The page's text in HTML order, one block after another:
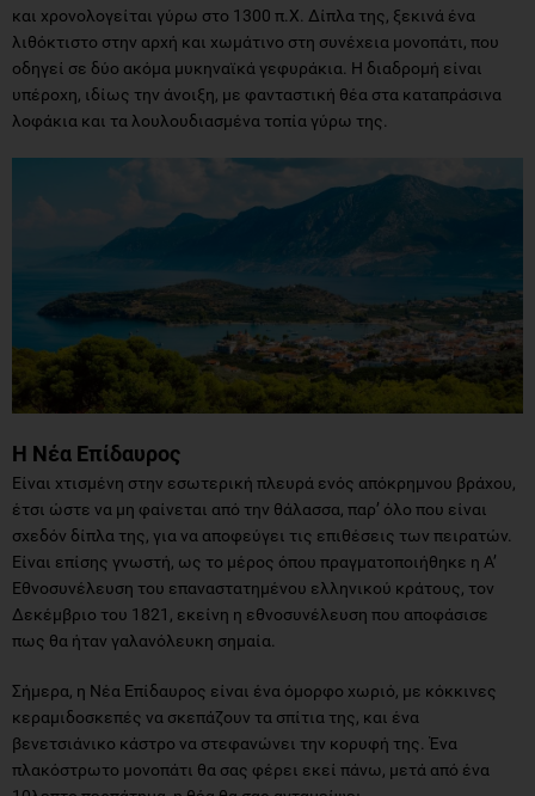
και χρονολογείται γύρω στο 1300 π.Χ. Δίπλα της, ξεκινά ένα
λιθόκτιστο στην αρχή και χωμάτινο στη συνέχεια μονοπάτι, που
οδηγεί σε δύο ακόμα μυκηναϊκά γεφυράκια. Η διαδρομή είναι
υπέροχη, ιδίως την άνοιξη, με φανταστική θέα στα καταπράσινα
λοφάκια και τα λουλουδιασμένα τοπία γύρω της.
Η Νέα Επίδαυρος
Είναι χτισμένη στην εσωτερική πλευρά ενός απόκρημνου βράχου,
έτσι ώστε να μη φαίνεται από την θάλασσα, παρ’ όλο που είναι
σχεδόν δίπλα της, για να αποφεύγει τις επιθέσεις των πειρατών.
Είναι επίσης γνωστή, ως το μέρος όπου πραγματοποιήθηκε η Α’
Εθνοσυνέλευση του επαναστατημένου ελληνικού κράτους, τον
Δεκέμβριο του 1821, εκείνη η εθνοσυνέλευση που αποφάσισε
πως θα ήταν γαλανόλευκη σημαία.
Σήμερα, η Νέα Επίδαυρος είναι ένα όμορφο χωριό, με κόκκινες
κεραμιδοσκεπές να σκεπάζουν τα σπίτια της, και ένα
βενετσιάνικο κάστρο να στεφανώνει την κορυφή της. Ένα
πλακόστρωτο μονοπάτι θα σας φέρει εκεί πάνω, μετά από ένα